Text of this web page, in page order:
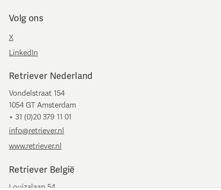
Volg ons
X
LinkedIn
Retriever Nederland
Vondelstraat 154
1054 GT Amsterdam
+ 31 (0)20 379 11 01
info@retriever.nl
www.retriever.nl
Retriever België
Louizalaan 54